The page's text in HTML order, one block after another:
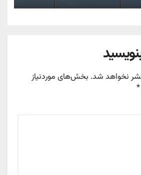
نخواهد شد. بخش‌های موردنیاز
*